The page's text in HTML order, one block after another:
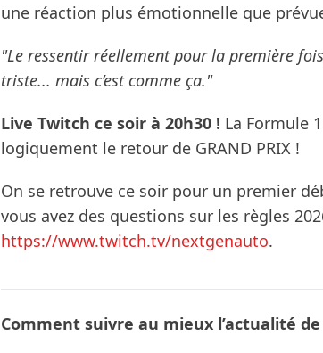
une réaction plus émotionnelle que
"Le ressentir réellement pour la première
triste... mais c’est comme ça."
Live Twitch ce soir à 20h30 ! La Formule
logiquement le retour de GRAND PRIX !
On se retrouve ce soir pour un premier
vous avez des questions sur les règles
https://www.twitch.tv/nextgenauto.
Comment suivre au mieux l’actualité